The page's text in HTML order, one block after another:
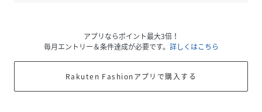
アプリならポイント最大3倍！
毎月エントリー＆条件達成が必要です。 詳しくはこちら
Rakuten Fashionアプリで購入する